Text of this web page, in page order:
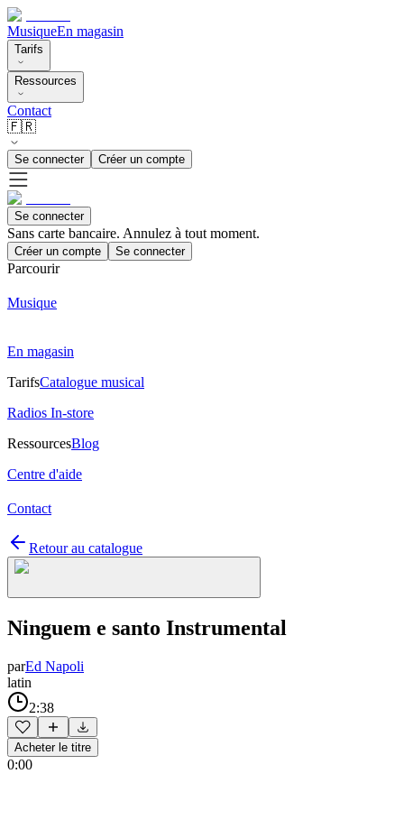
MusiqueEn magasin
Tarifs
Ressources
Contact
🇫🇷
Se connecter Créer un compte
Se connecter
Sans carte bancaire. Annulez à tout moment.
Créer un compte Se connecter
Parcourir
Musique
En magasin
TarifsCatalogue musical
Radios In-store
RessourcesBlog
Centre d'aide
Contact
Retour au catalogue
Ninguem e santo Instrumental
parEd Napoli
latin
2:38
Acheter le titre
0:00